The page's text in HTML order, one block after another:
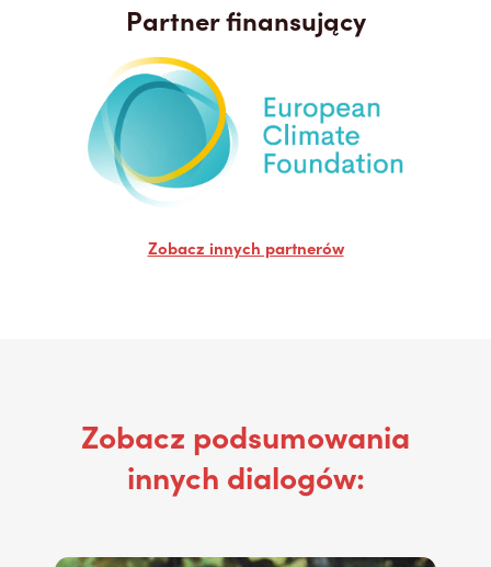
Partner finansujący
Zobacz innych partnerów
Zobacz podsumowania
innych dialogów: